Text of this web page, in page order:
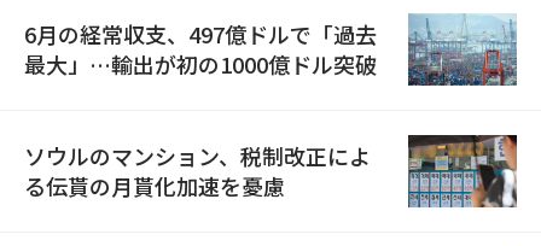
6月の経常収支、497億ドルで「過去
最大」…輸出が初の1000億ドル突破
ソウルのマンション、税制改正によ
る伝貰の月貰化加速を憂慮